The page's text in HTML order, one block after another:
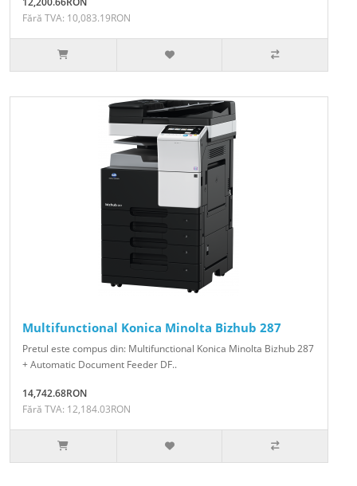
Fără TVA: 10,083.19RON
Multifunctional Konica Minolta Bizhub 287
Pretul este compus din: Multifunctional Konica Minolta Bizhub 287
+ Automatic Document Feeder DF..
14,742.68RON
Fără TVA: 12,184.03RON